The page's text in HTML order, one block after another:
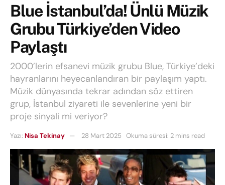
Blue İstanbul’da! Ünlü Müzik
Grubu Türkiye’den Video
Paylaştı
2000’lerin efsanevi müzik grubu Blue, Türkiye’deki
hayranlarını heyecanlandıran bir paylaşım yaptı.
Müzik dünyasında tekrar adından söz ettiren
grup, İstanbul ziyareti ile sevenlerine yeni bir
proje sinyali mi veriyor?
Yazı: Nisa Tekinay 28 Mart 2025 Okuma süresi: 2 mins read